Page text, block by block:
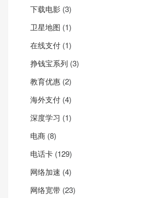
下载电影 (3)
卫星地图 (1)
在线支付 (1)
挣钱宝系列 (3)
教育优惠 (2)
海外支付 (4)
深度学习 (1)
电商 (8)
电话卡 (129)
网络加速 (4)
网络宽带 (23)